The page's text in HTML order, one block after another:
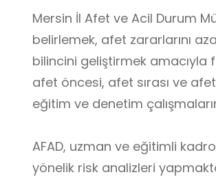
Mersin İl Afet ve Acil Durum
belirlemek, afet zararlarını
bilincini geliştirmek
afet öncesi, afet sırası ve
eğitim ve denetim
AFAD, uzman ve eğitimli
yönelik risk analizleri